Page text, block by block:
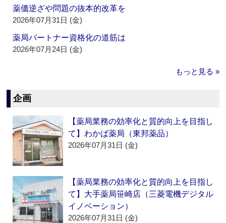
薬価逆ざや問題の抜本的改革を
2026年07月31日 (金)
薬局パートナー資格化の道筋は
2026年07月24日 (金)
もっと見る »
企画
【薬局業務の効率化と質的向上を目指し
て】わかば薬局（東邦薬品）
2026年07月31日 (金)
【薬局業務の効率化と質的向上を目指し
て】大手薬局笹崎店（三菱電機デジタル
イノベーション）
2026年07月31日 (金)